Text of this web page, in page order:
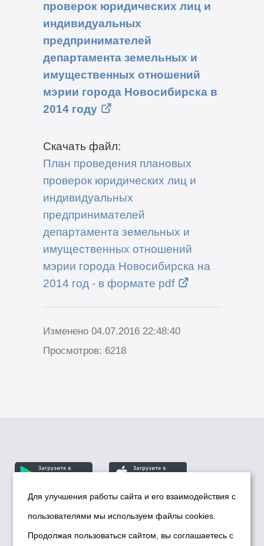
проверок юридических лиц и
индивидуальных
предпринимателей
департамента земельных и
имущественных отношений
мэрии города Новосибирска в
2014 году
Скачать файл:
План проведения плановых
проверок юридических лиц и
индивидуальных
предпринимателей
департамента земельных и
имущественных отношений
мэрии города Новосибирска на
2014 год - в формате pdf
Изменено 04.07.2016 22:48:40
Просмотров: 6218
© Департамент информационной политики мэрии
города Новосибирска, 2026
Для улучшения работы сайта и его взаимодействия с
пользователями мы используем файлы cookies.
Продолжая пользоваться сайтом, вы соглашаетесь с